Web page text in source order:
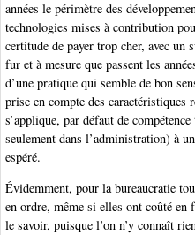
années le périmètre des
technologies mises à contribution
certitude de payer trop cher, avec
fur et à mesure que passent les
d’une pratique qui semble de bon
prise en compte des caractéristiques
s’applique, par défaut de
seulement dans l’administration) à
espéré.
Évidemment, pour la bureaucratie
en ordre, même si elles ont coûté en
le savoir, puisque l’on n’y connaît